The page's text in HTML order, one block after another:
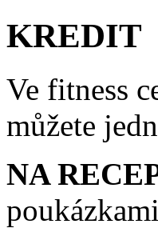
KREDIT
Ve fitness
můžete
NA